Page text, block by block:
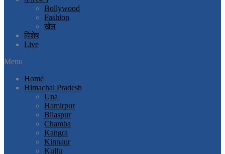
Bollywood
Fashion
खेल
विशेष
Live
Menu
Home
Himachal Pradesh
Una
Hamirpur
Bilaspur
Chamba
Kangra
Kinnaur
Kullu